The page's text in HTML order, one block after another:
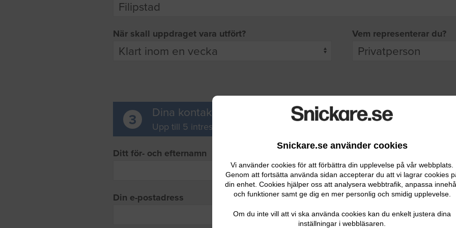
Snickare.se använder cookies
Vi använder cookies för att förbättra din upplevelse på vår webbplats.
Genom att fortsätta använda sidan accepterar du att vi lagrar cookies
din enhet. Cookies hjälper oss att analysera webbtrafik, anpassa
och funktioner samt ge dig en mer personlig och smidig upplevelse.
Om du inte vill att vi ska använda cookies kan du enkelt justera dina
inställningar i webbläsaren.
När skall uppdraget vara utfört? Vem representerar du?
3 Dina kontaktuppgifter
Upp till 5 intresserade leverantörer får möjlighet att ta kontakt med dig.
Ditt för- och efternamn
Din e-postadress Ditt telefonnummer